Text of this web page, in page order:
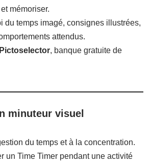
mémoriser.
du temps imagé, consignes illustrées,
attendus.
Pictoselector, banque gratuite de
minuteur visuel
du temps et à la concentration.
un Time Timer pendant une activité